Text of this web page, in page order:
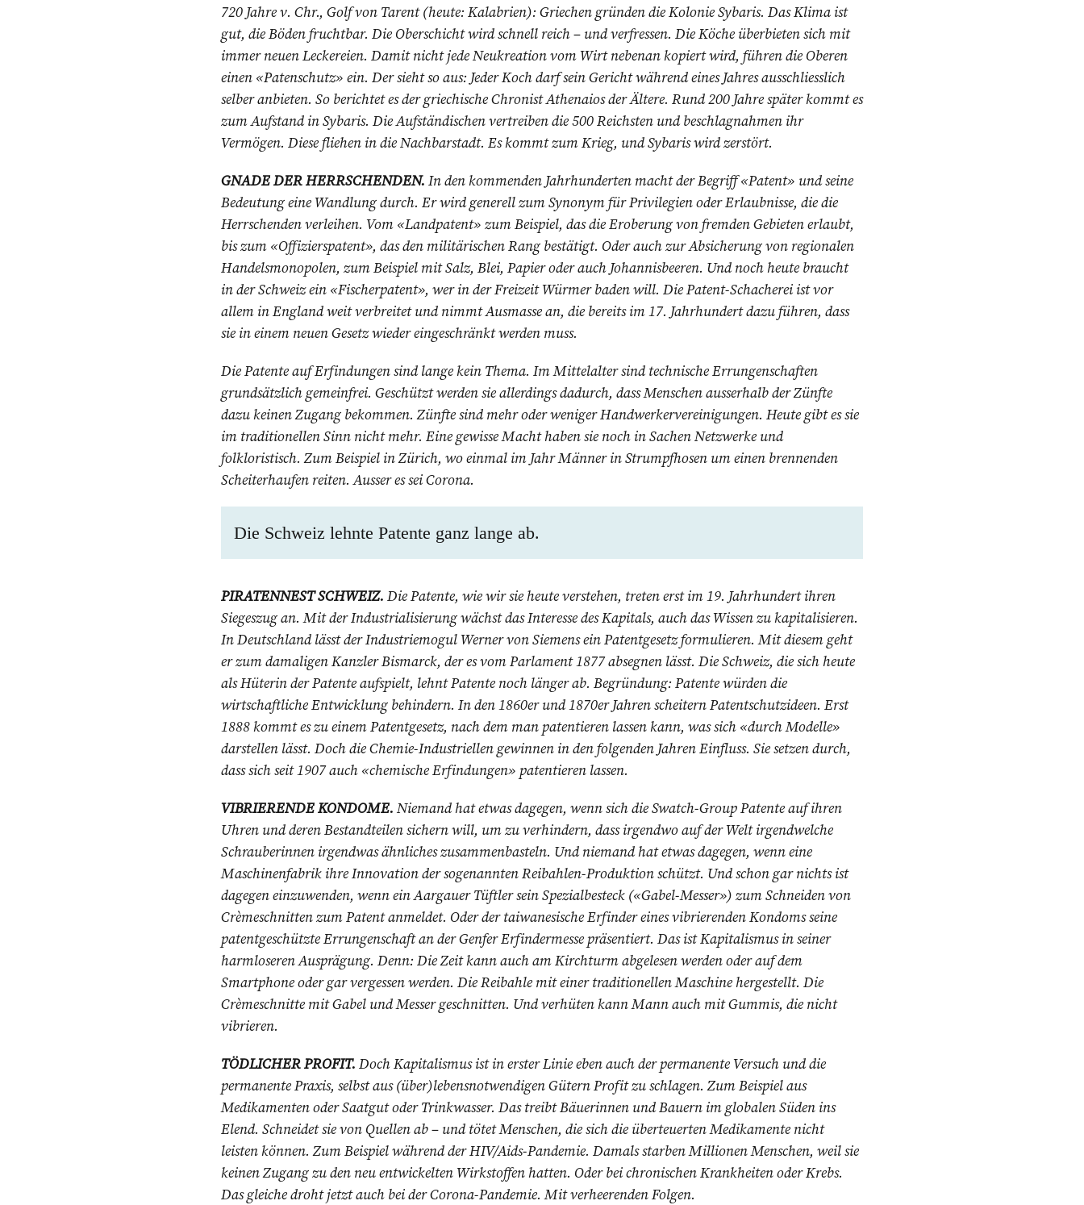
720 Jahre v. Chr., Golf von Tarent (heute: Kala­brien): Griechen gründen die Kolonie Sybaris. Das Klima ist
gut, die Böden fruchtbar. Die Oberschicht wird schnell reich – und verfressen. Die Köche überbieten sich mit
immer neuen Leckereien. Damit nicht jede Neukreation vom Wirt nebenan kopiert wird, führen die Oberen
einen «Patenschutz» ein. Der sieht so aus: Jeder Koch darf sein Gericht während eines Jahres ausschliesslich
selber anbieten. So berichtet es der griechische Chronist Athenaios der Ältere. Rund 200 Jahre später kommt es
zum Aufstand in Sybaris. Die Aufständischen vertreiben die 500 Reichsten und beschlagnahmen ihr
Vermögen. Diese fliehen in die Nachbarstadt. Es kommt zum Krieg, und Sybaris wird zerstört.
GNADE DER HERRSCHENDEN. In den kommenden Jahrhunderten macht der Begriff «Patent» und seine
Bedeutung eine Wandlung durch. Er wird generell zum Synonym für Privilegien oder Erlaubnisse, die die
Herrschenden verleihen. Vom «Landpatent» zum Beispiel, das die Eroberung von fremden Gebieten erlaubt,
bis zum «Offizierspatent», das den militärischen Rang bestätigt. Oder auch zur Absicherung von regionalen
Handelsmono­polen, zum Beispiel mit Salz, Blei, Papier oder auch Johannisbeeren. Und noch heute braucht
in der Schweiz ein «Fischerpatent», wer in der Freizeit Würmer baden will. Die Patent-Schacherei ist vor
allem in England weit verbreitet und nimmt Ausmasse an, die bereits im 17. Jahrhundert dazu führen, dass
sie in einem neuen Gesetz wieder eingeschränkt werden muss.
Die Patente auf Erfindungen sind lange kein Thema. Im Mittelalter sind technische Errungenschaften
grundsätzlich gemeinfrei. Geschützt werden sie allerdings dadurch, dass Menschen ausserhalb der Zünfte
dazu keinen Zugang bekommen. Zünfte sind mehr oder weniger Handwerkervereinigungen. Heute gibt es sie
im traditionellen Sinn nicht mehr. Eine gewisse Macht haben sie noch in Sachen Netzwerke und
folkloristisch. Zum Beispiel in Zürich, wo einmal im Jahr Männer in Strumpfhosen um einen brennenden
Scheiterhaufen reiten. Ausser es sei Corona.
Die Schweiz lehnte Patente ganz lange ab.
PIRATENNEST SCHWEIZ. Die Patente, wie wir sie heute verstehen, treten erst im 19. Jahrhundert ihren
Siegeszug an. Mit der Industrialisierung wächst das Interesse des Kapitals, auch das Wissen zu kapitalisieren.
In Deutschland lässt der Industriemogul Werner von Siemens ein Patentgesetz formulieren. Mit diesem geht
er zum damaligen Kanzler Bismarck, der es vom Parlament 1877 absegnen lässt. Die Schweiz, die sich heute
als Hüterin der Patente aufspielt, lehnt Patente noch länger ab. Begründung: Patente würden die
wirtschaftliche Entwicklung behindern. In den 1860er und 1870er Jahren scheitern Patentschutzideen. Erst
1888 kommt es zu einem Patentgesetz, nach dem man patentieren lassen kann, was sich «durch Modelle»
darstellen lässt. Doch die Chemie-Industriellen gewinnen in den folgenden Jahren Einfluss. Sie setzen durch,
dass sich seit 1907 auch «chemische Erfindungen» patentieren lassen.
VIBRIERENDE KONDOME. Niemand hat etwas dagegen, wenn sich die Swatch-Group Patente auf ihren
Uhren und deren Bestandteilen sichern will, um zu verhindern, dass irgendwo auf der Welt irgendwelche
Schrauberinnen irgendwas ähnliches zusammenbasteln. Und niemand hat etwas dagegen, wenn eine
Maschinenfabrik ihre Innovation der sogenannten Reibahlen-Produktion schützt. Und schon gar nichts ist
dagegen einzuwenden, wenn ein Aargauer Tüftler sein Spezialbesteck («Gabel-Messer») zum Schneiden von
Crèmeschnitten zum Patent anmeldet. Oder der taiwanesische Erfinder eines vibrierenden Kondoms seine
patentgeschützte Errungenschaft an der Genfer Erfindermesse präsentiert. Das ist Kapitalismus in seiner
harmloseren Ausprägung. Denn: Die Zeit kann auch am Kirchturm abge­lesen werden oder auf dem
Smartphone oder gar vergessen werden. Die Reibahle mit einer traditionellen Maschine hergestellt. Die
Crèmeschnitte mit Gabel und Messer geschnitten. Und verhüten kann Mann auch mit Gummis, die nicht
vibrieren.
TÖDLICHER PROFIT. Doch Kapitalismus ist in erster Linie eben auch der permanente Versuch und die
permanente Praxis, selbst aus (über)lebensnotwendigen Gütern Profit zu schlagen. Zum Beispiel aus
Medikamenten oder Saatgut oder Trink­wasser. Das treibt Bäuerinnen und Bauern im globalen Süden ins
Elend. Schneidet sie von Quellen ab – und tötet Menschen, die sich die überteuerten Medikamente nicht
leisten können. Zum Beispiel während der HIV/Aids-Pandemie. Damals starben Millionen Menschen, weil sie
keinen Zugang zu den neu entwickelten Wirkstoffen hatten. Oder bei chronischen Krankheiten oder Krebs.
Das gleiche droht jetzt auch bei der Corona-Pandemie. Mit verheerenden Folgen.